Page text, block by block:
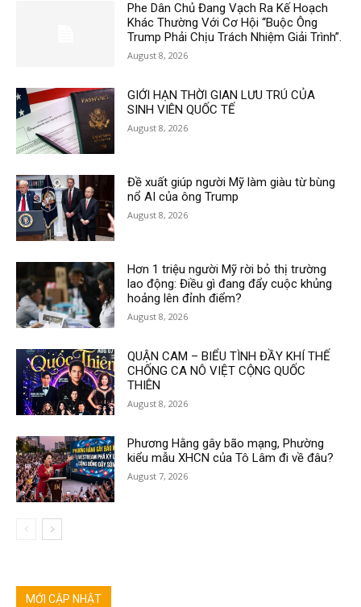
Phe Dân Chủ Đang Vạch Ra Kế Hoạch
Khác Thường Với Cơ Hội “Buộc Ông
Trump Phải Chịu Trách Nhiệm Giải Trình”.
August 8, 2026
GIỚI HẠN THỜI GIAN LƯU TRÚ CỦA
SINH VIÊN QUỐC TẾ
August 8, 2026
Đề xuất giúp người Mỹ làm giàu từ bùng
nổ AI của ông Trump
August 8, 2026
Hơn 1 triệu người Mỹ rời bỏ thị trường
lao động: Điều gì đang đẩy cuộc khủng
hoảng lên đỉnh điểm?
August 8, 2026
QUẬN CAM – BIỂU TÌNH ĐẦY KHÍ THẾ
CHỐNG CA NÔ VIỆT CỘNG QUỐC
THIÊN
August 8, 2026
Phương Hằng gây bão mạng, Phường
kiểu mẫu XHCN của Tô Lâm đi về đâu?
August 7, 2026
MỚI CẬP NHẬT